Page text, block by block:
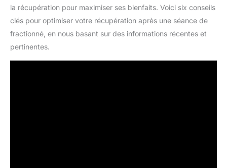
la récupération pour maximiser ses bienfaits. Voici six conseils
clés pour optimiser votre récupération après une séance de
fractionné, en nous basant sur des informations récentes et
pertinentes.